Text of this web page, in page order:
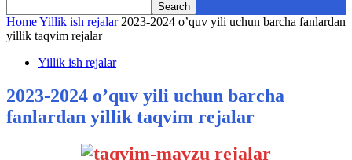
HomeYillik ish rejalar 2023-2024 o’quv yili uchun barcha fanlardan
yillik taqvim rejalar
Yillik ish rejalar
2023-2024 o’quv yili uchun barcha
fanlardan yillik taqvim rejalar